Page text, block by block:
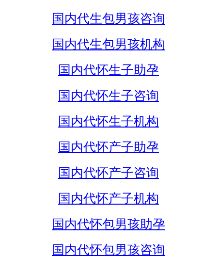
国内代生包男孩咨询
国内代生包男孩机构
国内代怀生子助孕
国内代怀生子咨询
国内代怀生子机构
国内代怀产子助孕
国内代怀产子咨询
国内代怀产子机构
国内代怀包男孩助孕
国内代怀包男孩咨询